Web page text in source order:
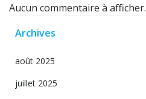
Aucun commentaire à afficher.
Archives
août 2025
juillet 2025